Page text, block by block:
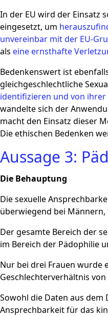
In der EU wird der Einsatz
eingesetzt, um
unvereinbar mit der EU-
als eine ernsthafte
Bedenkenswert ist
gleichgeschlechtliche
identifizieren und von ihrer
wandelte sich der
macht den Einsatz dieser
Die ethischen Bedenken
Aussage 3:
Die Behauptung
Die sexuelle
überwiegend bei
Der gesamte Bereich der
im Bereich der Pädophilie
Nur bei drei Frauen wurde
Geschlechterverhältnis
Sowohl die Daten aus
Ansprechbarkeit für das